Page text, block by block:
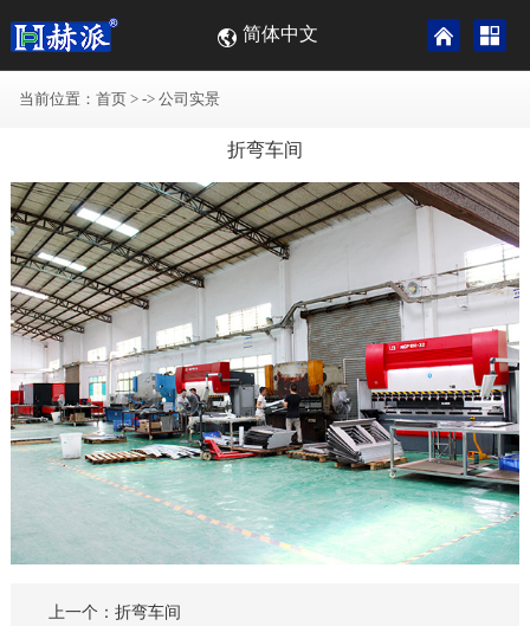
简体中文
当前位置： 首页 > -> 公司实景
折弯车间
上一个：折弯车间